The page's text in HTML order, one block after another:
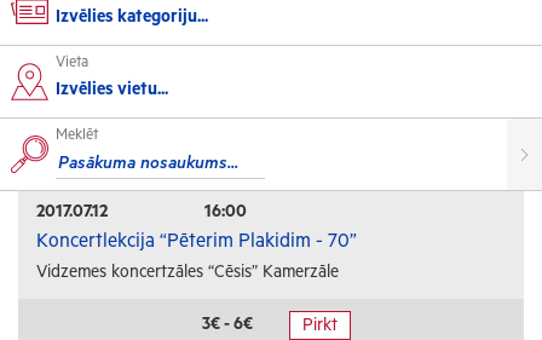
Izvēlies kategoriju...
Kultūra
Izstādes
Koncerti
Izrādes
Festivāli un svētki
Kino
Vieta
Izvēlies vietu...
Meklēt
2017.07.12 16:00
Koncertlekcija “Pēterim Plakidim - 70”
Vidzemes koncertzāles “Cēsis” Kamerzāle
3€ - 6€ Pirkt